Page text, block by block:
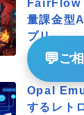
FairFlow
量課金型
プリ
August 8,
Opal
するレト
💬ご